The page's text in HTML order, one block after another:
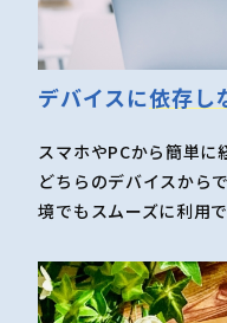
デバイスに依存し
スマホやPCから簡単に
どちらのデバイスから
境でもスムーズに利用で